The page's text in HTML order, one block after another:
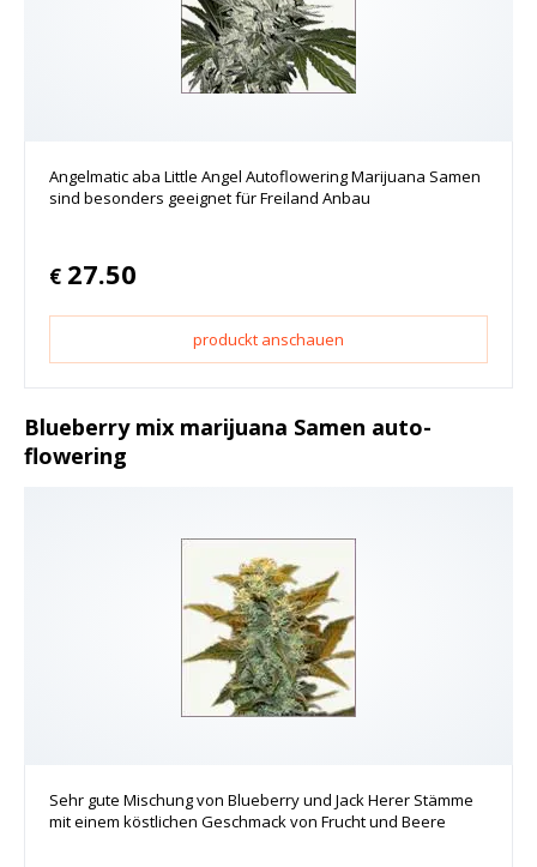
Angelmatic aba Little Angel Autoflowering Marijuana Samen
sind besonders geeignet für Freiland Anbau
€ 27.50
produckt anschauen
Blueberry mix marijuana Samen auto-
flowering
Sehr gute Mischung von Blueberry und Jack Herer Stämme
mit einem köstlichen Geschmack von Frucht und Beere